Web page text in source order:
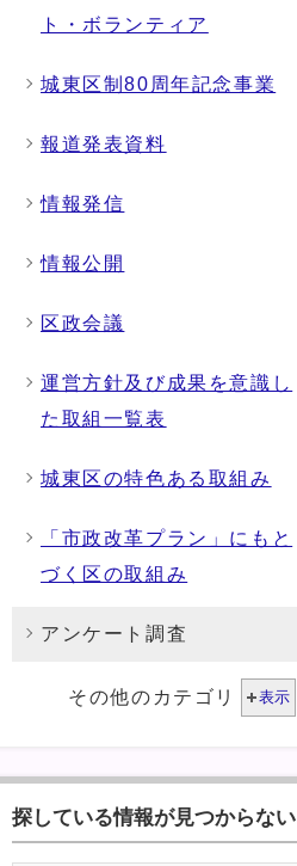
ト・ボランティア
城東区制80周年記念事業
報道発表資料
情報発信
情報公開
区政会議
運営方針及び成果を意識し
た取組一覧表
城東区の特色ある取組み
「市政改革プラン」にもと
づく区の取組み
アンケート調査
その他のカテゴリ 表示
探している情報が見つからない